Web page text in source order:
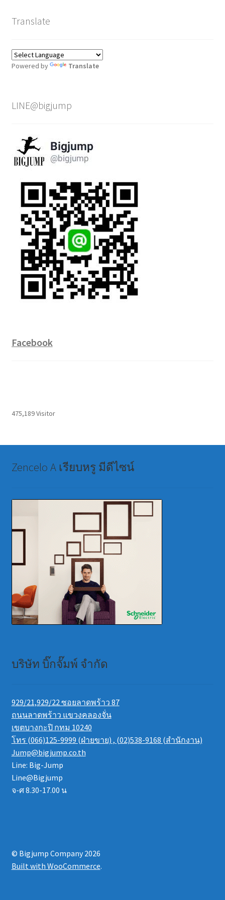
Translate
Powered by Translate
LINE@bigjump
Facebook
475,189 Visitor
Zencelo A เรียบหรู มีดีไซน์
บริษัท บิ๊กจั๊มพ์ จำกัด
929/21,929/22 ซอยลาดพร้าว 87
ถนนลาดพร้าว แขวงคลองจั่น
เขตบางกะปิ กทม 10240
โทร (066)125-9999 (ฝ่ายขาย) , (02)538-9168 (สำนักงาน)
Jump@bigjump.co.th
Line: Big-Jump
Line@Bigjump
จ-ศ 8.30-17.00 น
© Bigjump Company 2026
Built with WooCommerce.